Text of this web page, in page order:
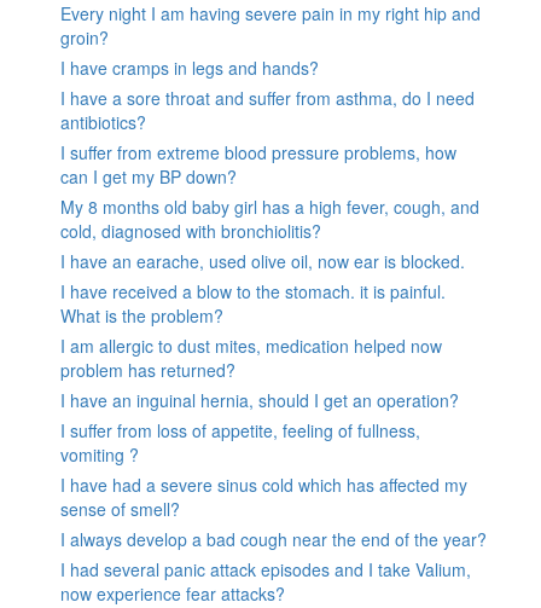
Every night I am having severe pain in my right hip and
groin?
I have cramps in legs and hands?
I have a sore throat and suffer from asthma, do I need
antibiotics?
I suffer from extreme blood pressure problems, how
can I get my BP down?
My 8 months old baby girl has a high fever, cough, and
cold, diagnosed with bronchiolitis?
I have an earache, used olive oil, now ear is blocked.
I have received a blow to the stomach. it is painful.
What is the problem?
I am allergic to dust mites, medication helped now
problem has returned?
I have an inguinal hernia, should I get an operation?
I suffer from loss of appetite, feeling of fullness,
vomiting ?
I have had a severe sinus cold which has affected my
sense of smell?
I always develop a bad cough near the end of the year?
I had several panic attack episodes and I take Valium,
now experience fear attacks?